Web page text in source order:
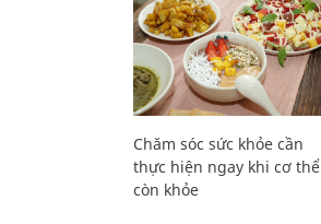
Chăm sóc sức khỏe cần
thực hiện ngay khi cơ thể
còn khỏe